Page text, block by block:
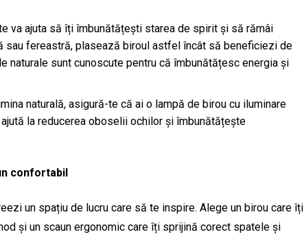
va ajuta să îți îmbunătățești starea de spirit și să rămâi
sau fereastră, plasează biroul astfel încât să beneficiezi de
naturale sunt cunoscute pentru că îmbunătățesc energia și
naturală, asigură-te că ai o lampă de birou cu iluminare
la reducerea oboselii ochilor și îmbunătățește
confortabil
un spațiu de lucru care să te inspire. Alege un birou care îți
și un scaun ergonomic care îți sprijină corect spatele și